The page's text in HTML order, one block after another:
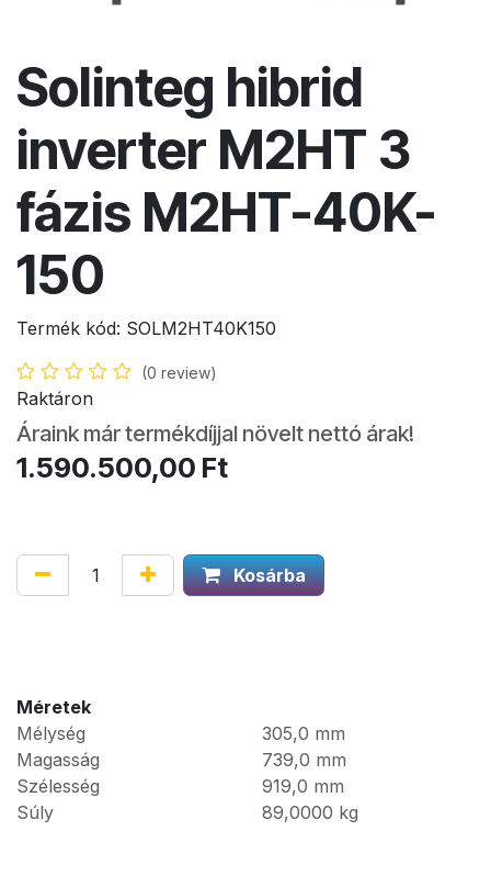
Solinteg hibrid
inverter M2HT 3
fázis M2HT-40K-
150
Termék kód: SOLM2HT40K150
(0 review)
Raktáron
Áraink már termékdíjjal növelt nettó árak!
1.590.500,00 Ft
Kosárba
Méretek
Mélység
305,0 mm
Magasság
739,0 mm
Szélesség
919,0 mm
Súly
89,0000 kg